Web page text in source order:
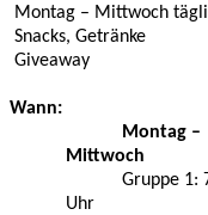
Montag – Mittwoch
Snacks, Getränke
Giveaway
Wann:
Montag –
Gruppe 1:
Uhr 9:00